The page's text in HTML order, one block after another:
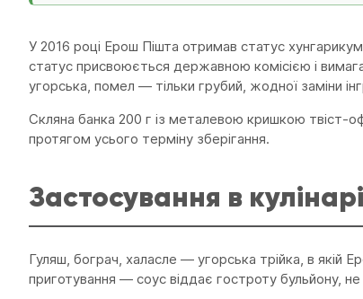
У 2016 році Ерош Пішта отримав статус
статус присвоюється державною комісією і
угорська, помел — тільки грубий, жодної заміни
Скляна банка 200 г із металевою кришкою твіст-
протягом усього терміну зберігання.
Застосування в
Гуляш, бограч, халасле — угорська трійка, в якій
приготування — соус віддає гостроту бульйону,